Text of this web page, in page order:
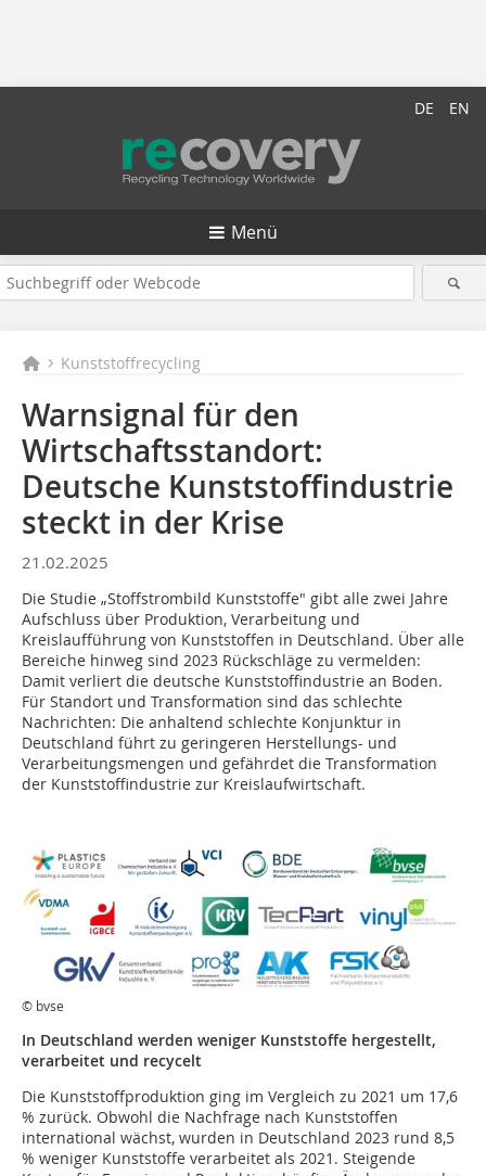
DE EN
Menü
Kunststoffrecycling
Warnsignal für den
Wirtschaftsstandort:
Deutsche Kunststoffindustrie
steckt in der Krise
21.02.2025
Die Studie „Stoffstrombild Kunststoffe" gibt alle zwei Jahre
Aufschluss über Produktion, Verarbeitung und
Kreislaufführung von Kunststoffen in Deutschland. Über alle
Bereiche hinweg sind 2023 Rückschläge zu vermelden:
Damit verliert die deutsche Kunststoffindustrie an Boden.
Für Standort und Transformation sind das schlechte
Nachrichten: Die anhaltend schlechte Konjunktur in
Deutschland führt zu geringeren Herstellungs- und
Verarbeitungsmengen und gefährdet die Transformation
der Kunststoffindustrie zur Kreislaufwirtschaft.
© bvse
In Deutschland werden weniger Kunststoffe hergestellt,
verarbeitet und recycelt
Die Kunststoffproduktion ging im Vergleich zu 2021 um 17,6
% zurück. Obwohl die Nachfrage nach Kunststoffen
international wächst, wurden in Deutschland 2023 rund 8,5
% weniger Kunststoffe verarbeitet als 2021. Steigende